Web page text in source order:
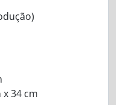
34 cm